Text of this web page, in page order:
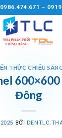
0986.474.671 –
THỨC CHIẾU
Đông
BỞI